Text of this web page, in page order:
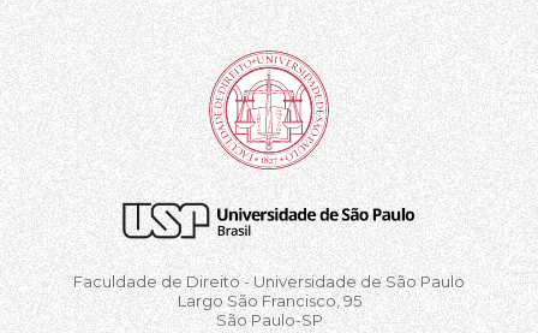
Faculdade de Direito - Universidade de São Paulo
Largo São Francisco, 95
São Paulo-SP